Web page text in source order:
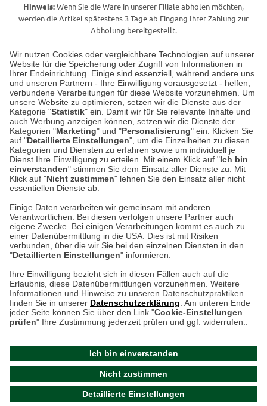
Wir nutzen Cookies oder vergleichbare Technologien auf unserer
Website für die Speicherung oder Zugriff von Informationen in
Ihrer Endeinrichtung. Einige sind essenziell, während andere uns
und unseren Partnern - Ihre Einwilligung vorausgesetzt - helfen,
verbundene Verarbeitungen für diese Website vorzunehmen. Um
unsere Website zu optimieren, setzen wir die Dienste aus der
Kategorie "Statistik" ein. Damit wir für Sie relevante Inhalte und
auch Werbung anzeigen können, setzen wir die Dienste der
Kategorien "Marketing" und "Personalisierung" ein. Klicken Sie
auf "Detaillierte Einstellungen", um die Einzelheiten zu diesen
Kategorien und Diensten zu erfahren sowie um individuell je
Dienst Ihre Einwilligung zu erteilen. Mit einem Klick auf "Ich bin
einverstanden" stimmen Sie dem Einsatz aller Dienste zu. Mit
Klick auf "Nicht zustimmen" lehnen Sie den Einsatz aller nicht
essentiellen Dienste ab.
Einige Daten verarbeiten wir gemeinsam mit anderen
Verantwortlichen. Bei diesen verfolgen unsere Partner auch
eigene Zwecke. Bei einigen Verarbeitungen kommt es auch zu
einer Datenübermittlung in die USA. Dies ist mit Risiken
verbunden, über die wir Sie bei den einzelnen Diensten in den
"Detaillierten Einstellungen" informieren.
Ihre Einwilligung bezieht sich in diesen Fällen auch auf die
Erlaubnis, diese Datenübermittlungen vorzunehmen. Weitere
Informationen und Hinweise zu unseren Datenschutzpraktiken
finden Sie in unserer Datenschutzerklärung . Am unteren Ende
jeder Seite können Sie über den Link "Cookie-Einstellungen
prüfen" Ihre Zustimmung jederzeit prüfen und ggf. widerrufen..
Ich bin einverstanden
Nicht zustimmen
Detaillierte Einstellungen
Hinweis:Wenn Sie die Ware in unserer Filiale abholen möchten,
werden die Artikel spätestens 3 Tage ab Eingang Ihrer Zahlung zur
Abholung bereitgestellt.
Unser Geschäft in Meckenheim
Auf dem Steinbüchel 6
53340 Meckenheim
Montag bis Samstag 9:00 Uhr bis 18:00 Uhr
weitere Information
Hier finden Sie uns im Netz
Kontakt
Umwelt und Entsorgung
Zur Echtheit von Bewertungen
Hinweisgeber-Schutzgesetz
Barrierefreiheit unserer Website
am 06.08.2026 um 16:47
2024 THE BRITISH SHOP
Versandhandel GmbH & Co. KG
Cookie-Einstellungen in Ihrem Browser
ACHTUNG!
Ihr Browser speichert aktuell keine Cookies!
Leider können Sie in diesem Fall unseren Online-Shop
Bitte stellen Sie sicher, dass Ihr Browser unsere funktionalen
Cookies für die Dauer Ihres Besuchs auf unserer Website
akzeptiert. Unabhängig davon können Sie entscheiden,